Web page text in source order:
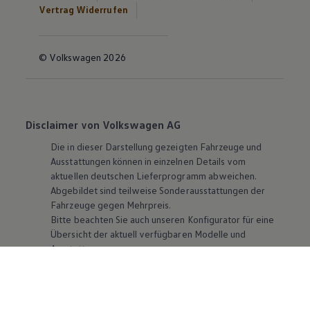
Vertrag Widerrufen
© Volkswagen 2026
Disclaimer von Volkswagen AG
Die in dieser Darstellung gezeigten Fahrzeuge und
Ausstattungen können in einzelnen Details vom
aktuellen deutschen Lieferprogramm abweichen.
Abgebildet sind teilweise Sonderausstattungen der
Fahrzeuge gegen Mehrpreis.
Bitte beachten Sie auch unseren Konfigurator für eine
Übersicht der aktuell verfügbaren Modelle und
Ausstattungen.